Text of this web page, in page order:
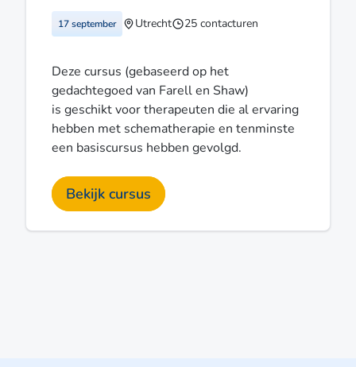
17 september Utrecht 25 contacturen
Deze cursus (gebaseerd op het
gedachtegoed van Farell en Shaw)
is geschikt voor therapeuten die al ervaring
hebben met schematherapie en tenminste
een basiscursus hebben gevolgd.
Bekijk cursus